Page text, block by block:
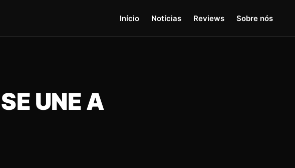
Início Notícias Reviews Sobre nós
UNE A